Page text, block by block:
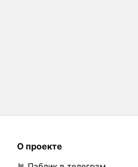
О проекте